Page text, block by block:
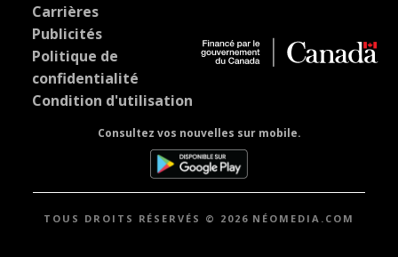
Carrières
Publicités
Politique de
confidentialité
Condition d'utilisation
Consultez vos nouvelles sur mobile.
TOUS DROITS RÉSERVÉS © 2026 NÉOMEDIA.COM